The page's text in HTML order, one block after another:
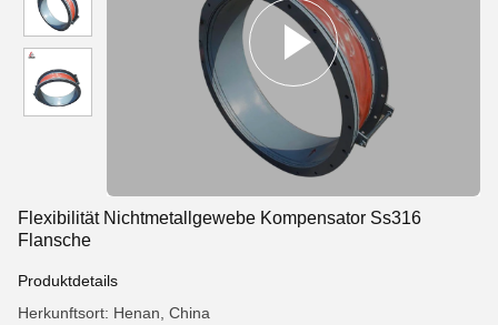
Flexibilität Nichtmetallgewebe Kompensator Ss316
Flansche
Produktdetails
Herkunftsort: Henan, China